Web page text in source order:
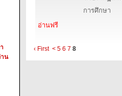
าน
การศึกษา
อ่านฟรี
‹ First < 5 6 7 8